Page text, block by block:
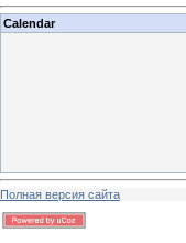
Calendar
Полная версия сайта